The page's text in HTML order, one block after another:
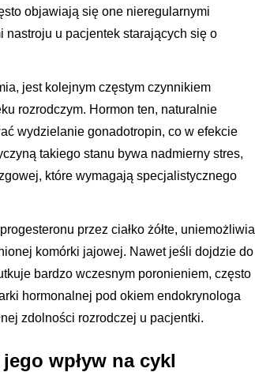
objawiają się one nieregularnymi
nastroju u pacjentek starających się o
jest kolejnym częstym czynnikiem
rozrodczym. Hormon ten, naturalnie
wydzielanie gonadotropin, co w efekcie
takiego stanu bywa nadmierny stres,
które wymagają specjalistycznego
przez ciałko żółte, uniemożliwia
komórki jajowej. Nawet jeśli dojdzie do
bardzo wczesnym poronieniem, często
hormonalnej pod okiem endokrynologa
zdolności rozrodczej u pacjentki.
wpływ na cykl